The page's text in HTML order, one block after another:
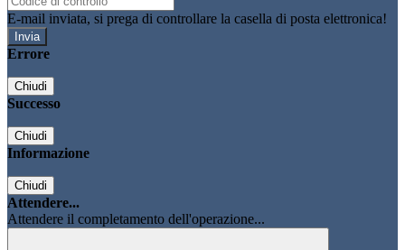
E-mail inviata, si prega di controllare la casella di posta elettronica!
Errore
Chiudi
Successo
Chiudi
Informazione
Chiudi
Attendere...
Attendere il completamento dell'operazione...